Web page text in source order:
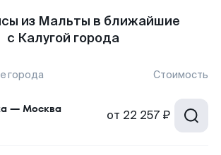
из Мальты в ближайшие
с Калугой города
города Стоимость
— Москва от 22 257 ₽